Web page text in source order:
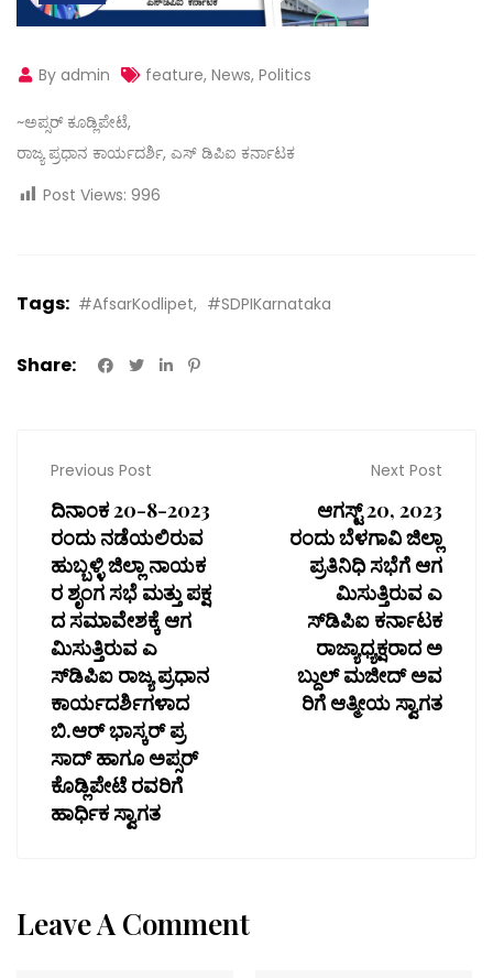
By admin feature, News, Politics
~ಅಪ್ಸರ್ ಕೂಡ್ಲಿಪೇಟೆ,
ರಾಜ್ಯ ಪ್ರಧಾನ ಕಾರ್ಯದರ್ಶಿ, ಎಸ್ ಡಿಪಿಐ ಕರ್ನಾಟಕ
Post Views: 996
Tags: #AfsarKodlipet #SDPIKarnataka
Share:
Previous Post
ದಿನಾಂಕ 20-8-2023
ರಂದು ನಡೆಯಲಿರುವ
ಹುಬ್ಬಳ್ಳಿ ಜಿಲ್ಲಾ ನಾಯಕ
ರ ಶೃಂಗ ಸಭೆ ಮತ್ತು ಪಕ್ಷ
ದ ಸಮಾವೇಶಕ್ಕೆ ಆಗ
ಮಿಸುತ್ತಿರುವ ಎ
ಸ್‌ಡಿಪಿಐ ರಾಜ್ಯ ಪ್ರಧಾನ
ಕಾರ್ಯದರ್ಶಿಗಳಾದ
ಬಿ.ಆರ್ ಭಾಸ್ಕರ್ ಪ್ರ
ಸಾದ್ ಹಾಗೂ ಅಪ್ಸರ್
ಕೊಡ್ಲಿಪೇಟೆ ರವರಿಗೆ
ಹಾರ್ಧಿಕ ಸ್ವಾಗತ
Next Post
ಆಗಸ್ಟ್ 20, 2023
ರಂದು ಬೆಳಗಾವಿ ಜಿಲ್ಲಾ
ಪ್ರತಿನಿಧಿ ಸಭೆಗೆ ಆಗ
ಮಿಸುತ್ತಿರುವ ಎ
ಸ್‌ಡಿಪಿಐ ಕರ್ನಾಟಕ
ರಾಜ್ಯಾಧ್ಯಕ್ಷರಾದ ಅ
ಬ್ದುಲ್‌ ಮಜೀದ್ ಅವ
ರಿಗೆ ಆತ್ಮೀಯ ಸ್ವಾಗತ
Leave A Comment